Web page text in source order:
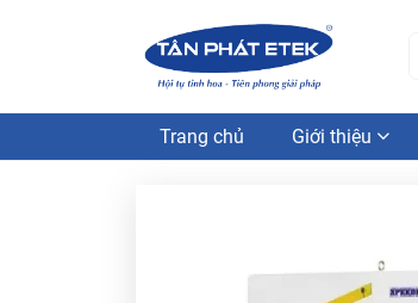
Trang chủ Giới thiệu